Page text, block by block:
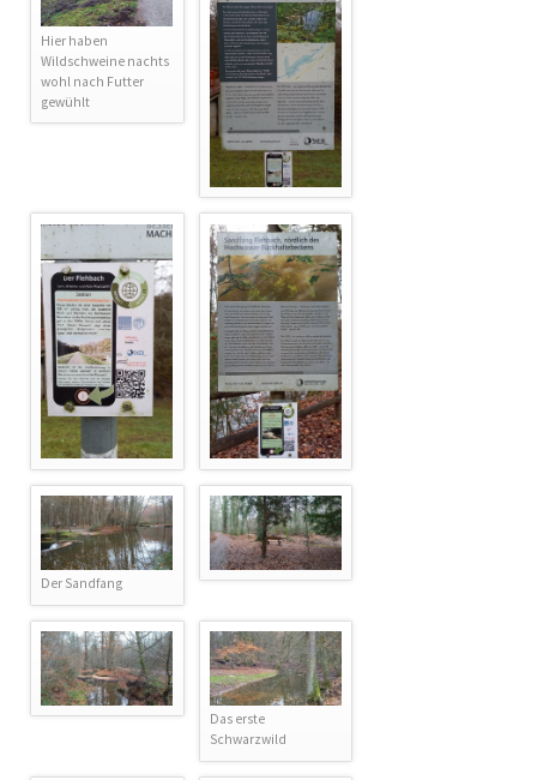
Hier haben
Wildschweine nachts
wohl nach Futter
gewühlt
Der Sandfang
Das erste
Schwarzwild